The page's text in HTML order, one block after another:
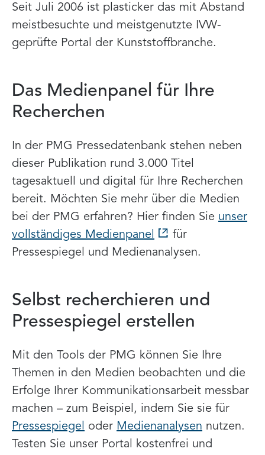
Seit Juli 2006 ist plasticker das mit Abstand
meistbesuchte und meistgenutzte IVW-
geprüfte Portal der Kunststoffbranche.
Das Medienpanel für Ihre
Recherchen
In der PMG Pressedatenbank stehen neben
dieser Publikation rund 3.000 Titel
tagesaktuell und digital für Ihre Recherchen
bereit. Möchten Sie mehr über die Medien
bei der PMG erfahren? Hier finden Sie unser
vollständiges Medienpanel
für
Pressespiegel und Medienanalysen.
Selbst recherchieren und
Pressespiegel erstellen
Mit den Tools der PMG können Sie Ihre
Themen in den Medien beobachten und die
Erfolge Ihrer Kommunikationsarbeit messbar
machen – zum Beispiel, indem Sie sie für
Pressespiegel oder Medienanalysen nutzen.
Testen Sie unser Portal kostenfrei und